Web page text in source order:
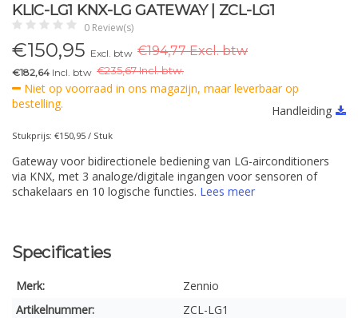
KLIC-LG1 KNX-LG GATEWAY | ZCL-LG1
0 Review(s)
€150,95 Excl. btw €194,77 Excl. btw
€182,64 Incl. btw €235,67 Incl. btw.
Niet op voorraad in ons magazijn, maar leverbaar op
bestelling.
Handleiding
Stukprijs: €150,95 / Stuk
Gateway voor bidirectionele bediening van LG-airconditioners
via KNX, met 3 analoge/digitale ingangen voor sensoren of
schakelaars en 10 logische functies. Lees meer
Specificaties
Merk:
Zennio
Artikelnummer:
ZCL-LG1